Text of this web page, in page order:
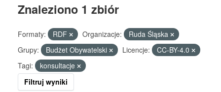
Znaleziono 1 zbiór
Formaty: RDF Organizacje:
Ruda Śląska
Grupy:
Budżet Obywatelski Licencje:
CC-BY-4.0
Tagi:
konsultacje
Filtruj wyniki